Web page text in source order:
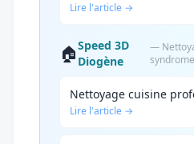
Lire l'article →
🏠Speed 3D
Diogène
—
Nettoyage cuisine
Lire l'article →